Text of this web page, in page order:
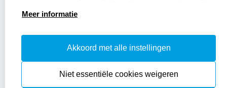
Productinformatie:
Instructiepagina
Safety Sheets
Meer informatie
Akkoord met alle instellingen
Niet essentiële cookies weigeren